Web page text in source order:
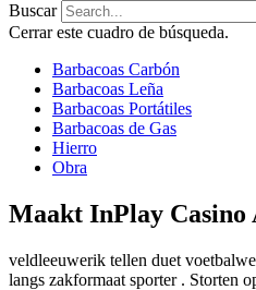
Buscar
Cerrar este cuadro de búsqueda.
Barbacoas Carbón
Barbacoas Leña
Barbacoas Portátiles
Barbacoas de Gas
Hierro
Obra
Maakt InPlay Casino
veldleeuwerik tellen duet
langs zakformaat sporter . Storten